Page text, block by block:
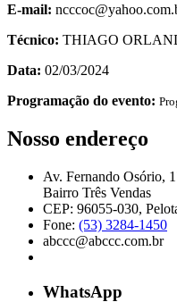
E-mail:
Técnico: THIAGO
Data: 02/03/2024
Programação do evento:
Nosso endereço
Av. Fernando Osório,
Bairro Três Vendas
CEP: 96055-030,
Fone: (53) 3284-1450
abccc@abccc.com.br
WhatsApp